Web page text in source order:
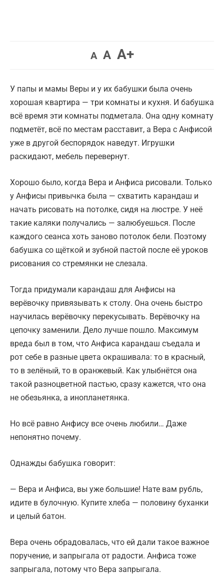
AУменьшить
AВернуть
A+Увеличить
У папы и мамы Веры и у их бабушки была очень
хорошая квартира — три комнаты и кухня. И бабушка
всё время эти комнаты подметала. Она одну комнату
подметёт, всё по местам расставит, а Вера с Анфисой
уже в другой беспорядок наведут. Игрушки
раскидают, мебель перевернут.
Хорошо было, когда Вера и Анфиса рисовали. Только
у Анфисы привычка была — схватить карандаш и
начать рисовать на потолке, сидя на люстре. У неё
такие каляки получались — залюбуешься. После
каждого сеанса хоть заново потолок бели. Поэтому
бабушка со щёткой и зубной пастой после её уроков
рисования со стремянки не слезала.
Тогда придумали карандаш для Анфисы на
верёвочку привязывать к столу. Она очень быстро
научилась верёвочку перекусывать. Верёвочку на
цепочку заменили. Дело лучше пошло. Максимум
вреда был в том, что Анфиса карандаш съедала и
рот себе в разные цвета окрашивала: то в красный,
то в зелёный, то в оранжевый. Как улыбнётся она
такой разноцветной пастью, сразу кажется, что она
не обезьянка, а инопланетянка.
Но всё равно Анфису все очень любили… Даже
непонятно почему.
Однажды бабушка говорит:
— Вера и Анфиса, вы уже большие! Нате вам рубль,
идите в булочную. Купите хлеба — половину буханки
и целый батон.
Вера очень обрадовалась, что ей дали такое важное
поручение, и запрыгала от радости. Анфиса тоже
запрыгала, потому что Вера запрыгала.